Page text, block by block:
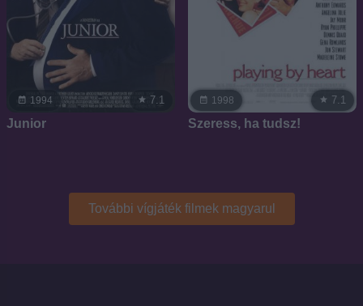
1994 7.1
Junior
1998 7.1
Szeress, ha tudsz!
További vígjáték filmek magyarul